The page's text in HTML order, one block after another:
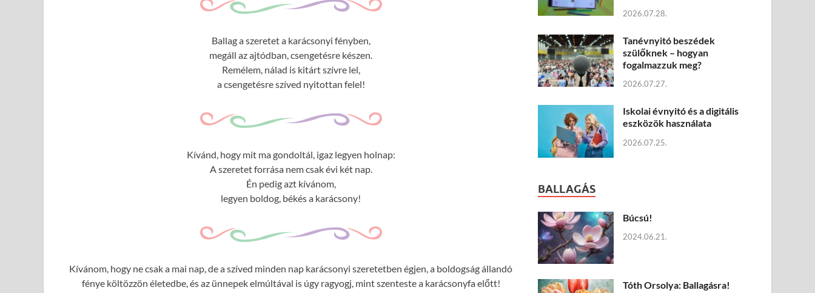
Ballag a szeretet a karácsonyi fényben,
megáll az ajtódban, csengetésre készen.
Remélem, nálad is kitárt szívre lel,
a csengetésre szíved nyitottan felel!
Kívánd, hogy mit ma gondoltál, igaz legyen holnap:
A szeretet forrása nem csak évi két nap.
Én pedig azt kívánom,
legyen boldog, békés a karácsony!
Kívánom, hogy ne csak a mai nap, de a szíved minden nap karácsonyi szeretetben égjen, a boldogság állandó
fénye költözzön életedbe, és az ünnepek elmúltával is úgy ragyogj, mint szenteste a karácsonyfa előtt!
2026.07.28.
Tanévnyitó beszédek
szülőknek – hogyan
fogalmazzuk meg?
2026.07.27.
Iskolai évnyitó és a digitális
eszközök használata
2026.07.25.
BALLAGÁS
Búcsú!
2024.06.21.
Tóth Orsolya: Ballagásra!